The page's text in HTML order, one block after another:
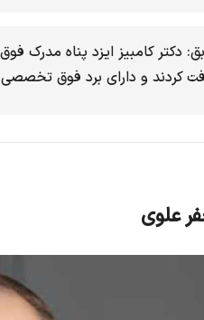
کردند و دارای برد فوق
علوی